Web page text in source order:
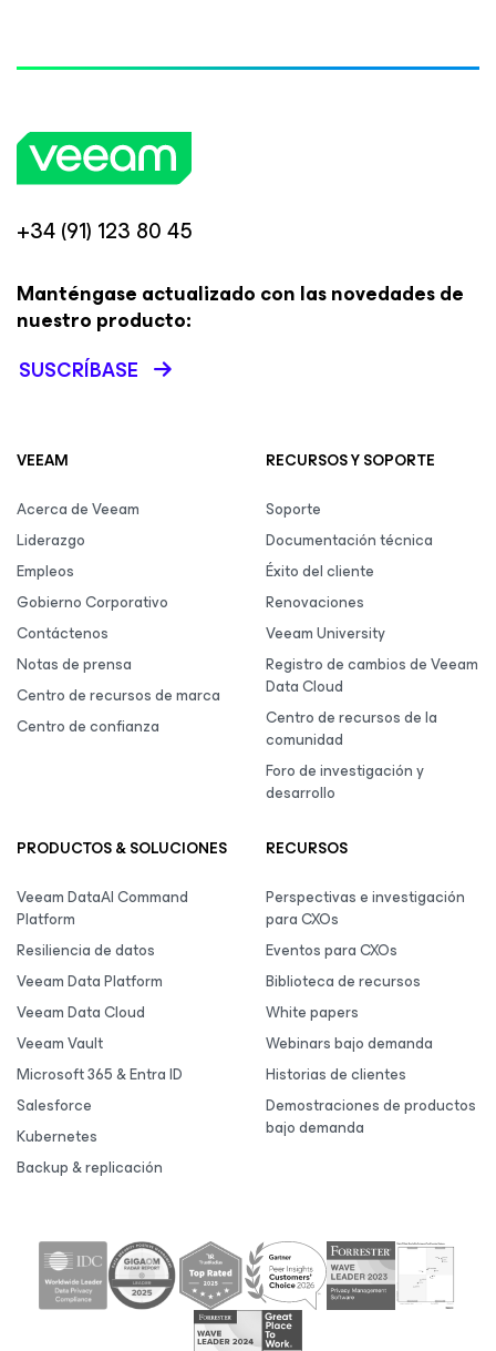
+34 (91) 123 80 45
Manténgase actualizado con las novedades de
nuestro producto:
SUSCRÍBASE
VEEAM
Acerca de Veeam
Liderazgo
Empleos
Gobierno Corporativo
Contáctenos
Notas de prensa
Centro de recursos de marca
Centro de confianza
RECURSOS Y SOPORTE
Soporte
Documentación técnica
Éxito del cliente
Renovaciones
Veeam University
Registro de cambios de Veeam
Data Cloud
Centro de recursos de la
comunidad
Foro de investigación y
desarrollo
PRODUCTOS & SOLUCIONES
Veeam DataAI Command
Platform
Resiliencia de datos
Veeam Data Platform
Veeam Data Cloud
Veeam Vault
Microsoft 365 & Entra ID
Salesforce
Kubernetes
Backup & replicación
RECURSOS
Perspectivas e investigación
para CXOs
Eventos para CXOs
Biblioteca de recursos
White papers
Webinars bajo demanda
Historias de clientes
Demostraciones de productos
bajo demanda